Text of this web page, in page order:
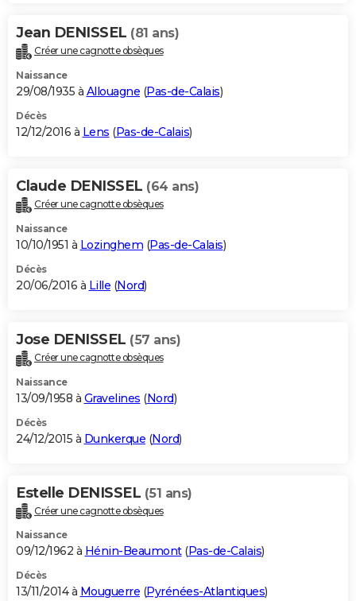
Jean DENISSEL (81 ans)
Créer une cagnotte obsèques
Naissance
29/08/1935 à Allouagne (Pas-de-Calais)
Décès
12/12/2016 à Lens (Pas-de-Calais)
Claude DENISSEL (64 ans)
Créer une cagnotte obsèques
Naissance
10/10/1951 à Lozinghem (Pas-de-Calais)
Décès
20/06/2016 à Lille (Nord)
Jose DENISSEL (57 ans)
Créer une cagnotte obsèques
Naissance
13/09/1958 à Gravelines (Nord)
Décès
24/12/2015 à Dunkerque (Nord)
Estelle DENISSEL (51 ans)
Créer une cagnotte obsèques
Naissance
09/12/1962 à Hénin-Beaumont(Pas-de-Calais)
Décès
13/11/2014 à Mouguerre (Pyrénées-Atlantiques)